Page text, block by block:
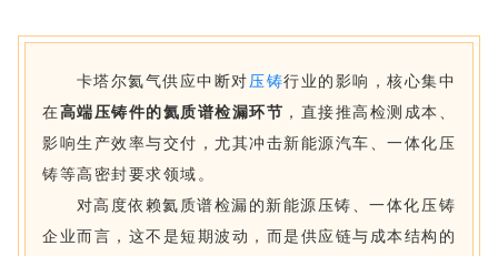
卡塔尔氦气供应中断对压铸行业的影响，核心集中
在高端压铸件的氦质谱检漏环节 ，直接推高检测成本、
影响生产效率与交付，尤其冲击新能源汽车、一体化压
铸等高密封要求领域。
对高度依赖氦质谱检漏的新能源压铸、一体化压铸
企业而言，这不是短期波动，而是供应链与成本结构的